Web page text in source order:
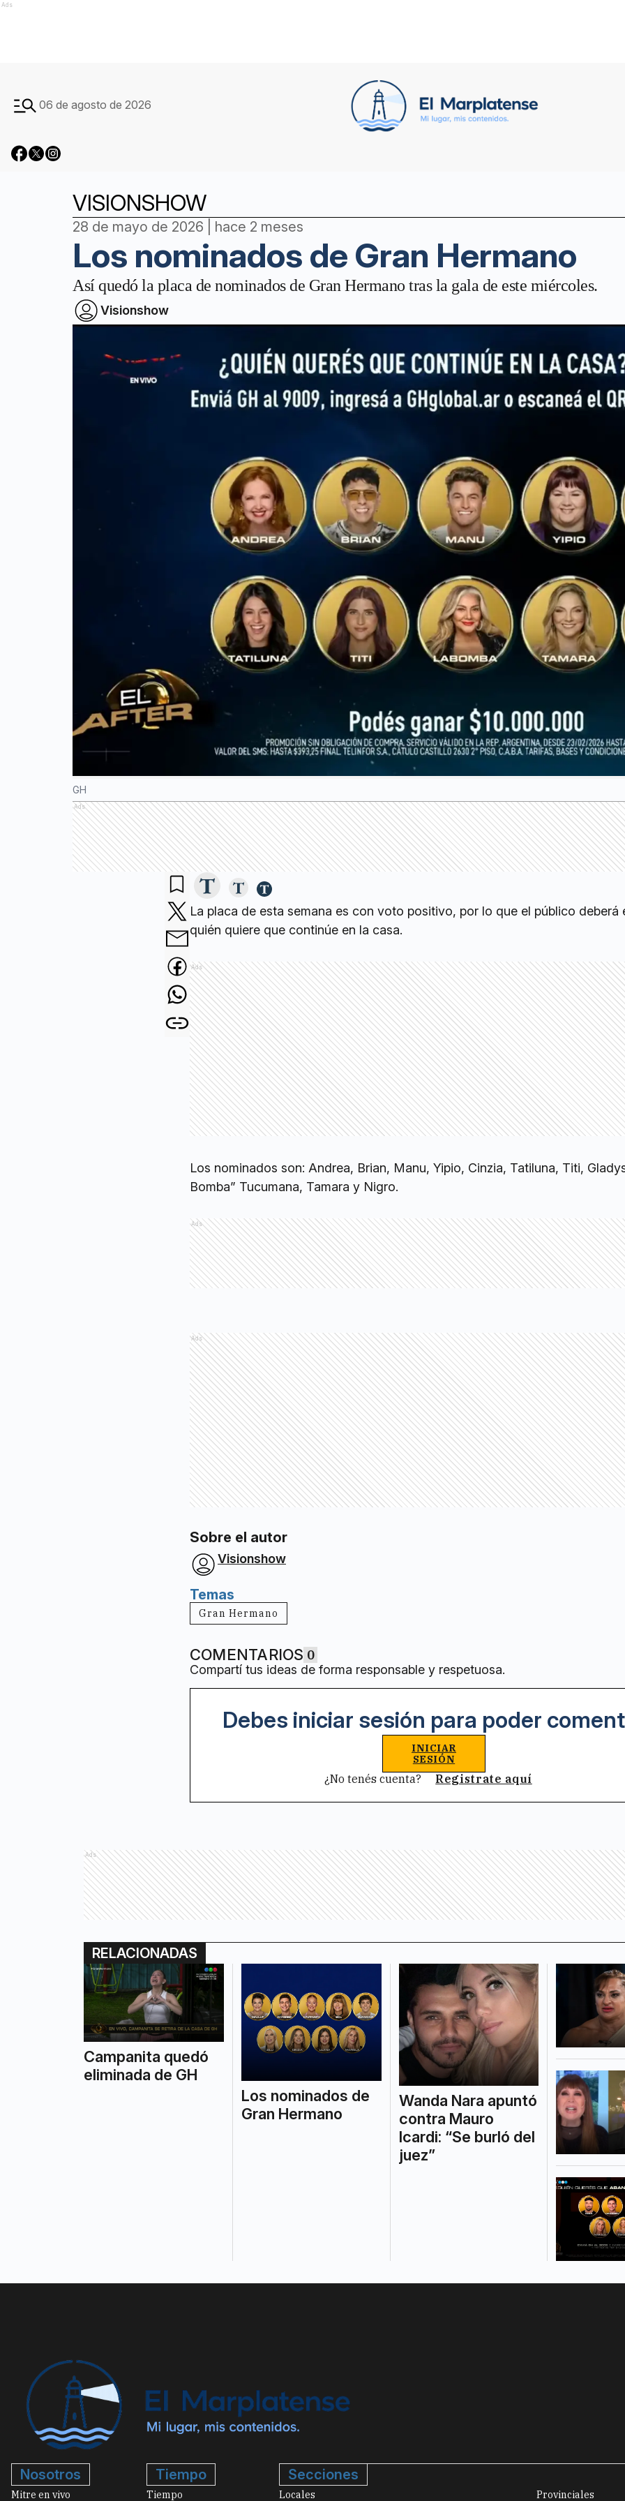
Ads
06 de agosto de 2026
VISIONSHOW
28 de mayo de 2026 | hace 2 meses
Los nominados de Gran Hermano
Así quedó la placa de nominados de Gran Hermano tras la gala de este miércoles.
Visionshow
GH
Ads
La placa de esta semana es con voto positivo, por lo que el público deberá
quién quiere que continúe en la casa.
Ads
Los nominados son: Andrea, Brian, Manu, Yipio, Cinzia, Tatiluna, Titi,
Bomba” Tucumana, Tamara y Nigro.
Ads
Ads
Sobre el autor
Visionshow
Temas
Gran Hermano
COMENTARIOS 0
Compartí tus ideas de forma responsable y respetuosa.
Debes iniciar sesión para poder
INICIAR
SESIÓN
¿No tenés cuenta? Registrate aquí
Ads
RELACIONADAS
Campanita quedó
eliminada de GH
Los nominados de
Gran Hermano
Wanda Nara apuntó
contra Mauro
Icardi: “Se burló del
juez”
Nosotros
Mitre en vivo
Tiempo
Tiempo
Secciones
Locales Provinciales